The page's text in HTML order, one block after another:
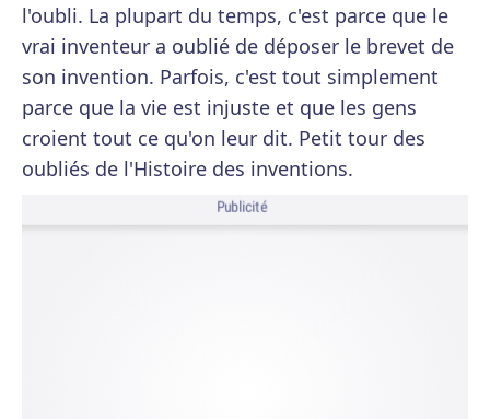
l'oubli. La plupart du temps, c'est parce que le
vrai inventeur a oublié de déposer le brevet de
son invention. Parfois, c'est tout simplement
parce que la vie est injuste et que les gens
croient tout ce qu'on leur dit. Petit tour des
oubliés de l'Histoire des inventions.
Publicité